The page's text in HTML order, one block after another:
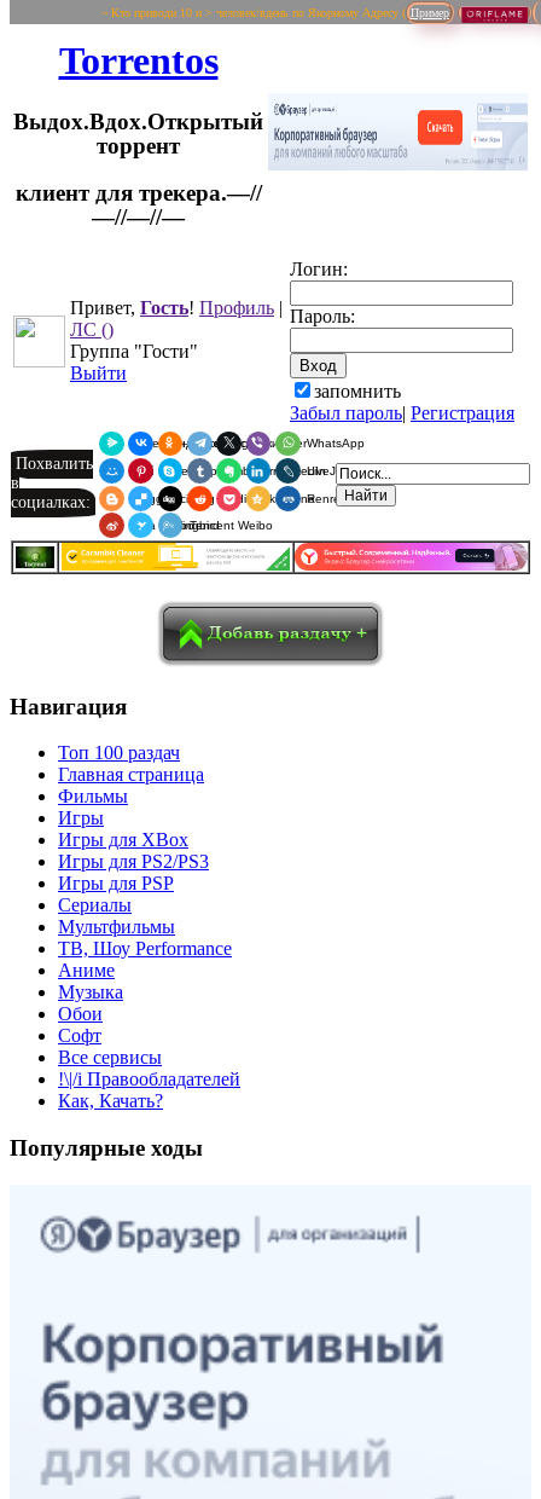
~ Кто приводи 10 и > человек/вдень по Якорному Адресу ( Пример
Torrentos
Выдох.Вдох.Открытый
торрент
Привет, Гость! Профиль |
ЛС ()
Группа "Гости"
Выйти
Логин:
Пароль:
запомнить
Забыл пароль| Регистрация
Похвалить
в
социалках:
Я.Мессенджер
ВКонтакте
Одноклассники
Telegram
X ViberWhatsApp
Мой МирPinterest
SkypeTumblrEvernoteLinkedInLiveJournal
BloggerDelicious
Digg redditPocketQzoneRenren
Sina Weibo
SurfingbirdTencent Weibo
Навигация
Топ 100 раздач
Главная страница
Фильмы
Игры
Игры для XBox
Игры для PS2/PS3
Игры для PSP
Сериалы
Мультфильмы
ТВ, Шоу Performance
Аниме
Музыка
Обои
Софт
Все сервисы
!\|/i Правообладателей
Как, Качать?
Популярные ходы